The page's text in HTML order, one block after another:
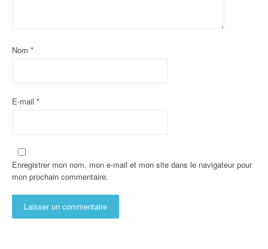
Nom *
E-mail *
Enregistrer mon nom, mon e-mail et mon site dans le navigateur pour
mon prochain commentaire.